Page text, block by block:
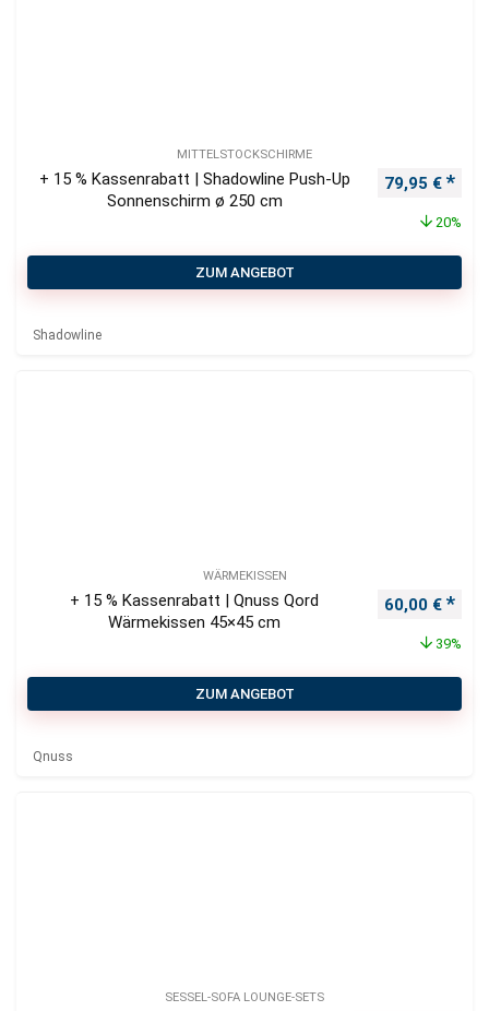
MITTELSTOCKSCHIRME
+ 15 % Kassenrabatt | Shadowline Push-Up
Sonnenschirm ø 250 cm
79,95 €
20%
ZUM ANGEBOT
Shadowline
WÄRMEKISSEN
+ 15 % Kassenrabatt | Qnuss Qord
Wärmekissen 45×45 cm
60,00 €
39%
ZUM ANGEBOT
Qnuss
SESSEL-SOFA LOUNGE-SETS